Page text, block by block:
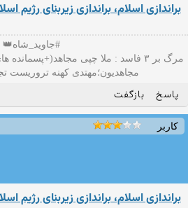
براندازی اسلام، براندازی زیربنای رژیم
#جاوید_شاه👑
مجاهدیون؛مهتدی کهنه تروریست
پاسخ بازگفت
کاربر
براندازی اسلام، براندازی زیربنای رژیم